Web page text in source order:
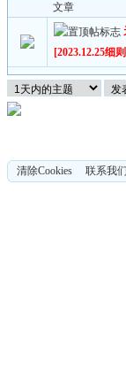
文章
[2023.12.25细
清除Cookies 联系我们